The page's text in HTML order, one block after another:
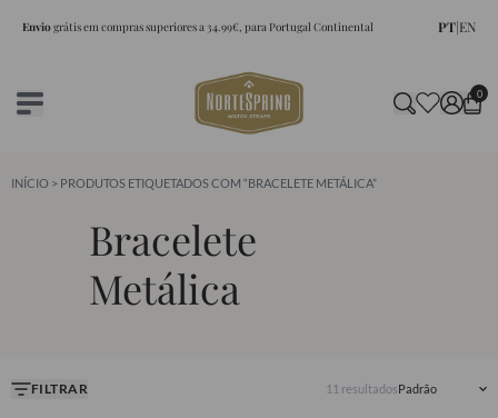
Enviográtis em compras superiores a 34.99€, para Portugal Continental PT|EN
0
INÍCIO > PRODUTOS ETIQUETADOS COM “BRACELETE METÁLICA”
Bracelete
Metálica
FILTRAR 11 resultados